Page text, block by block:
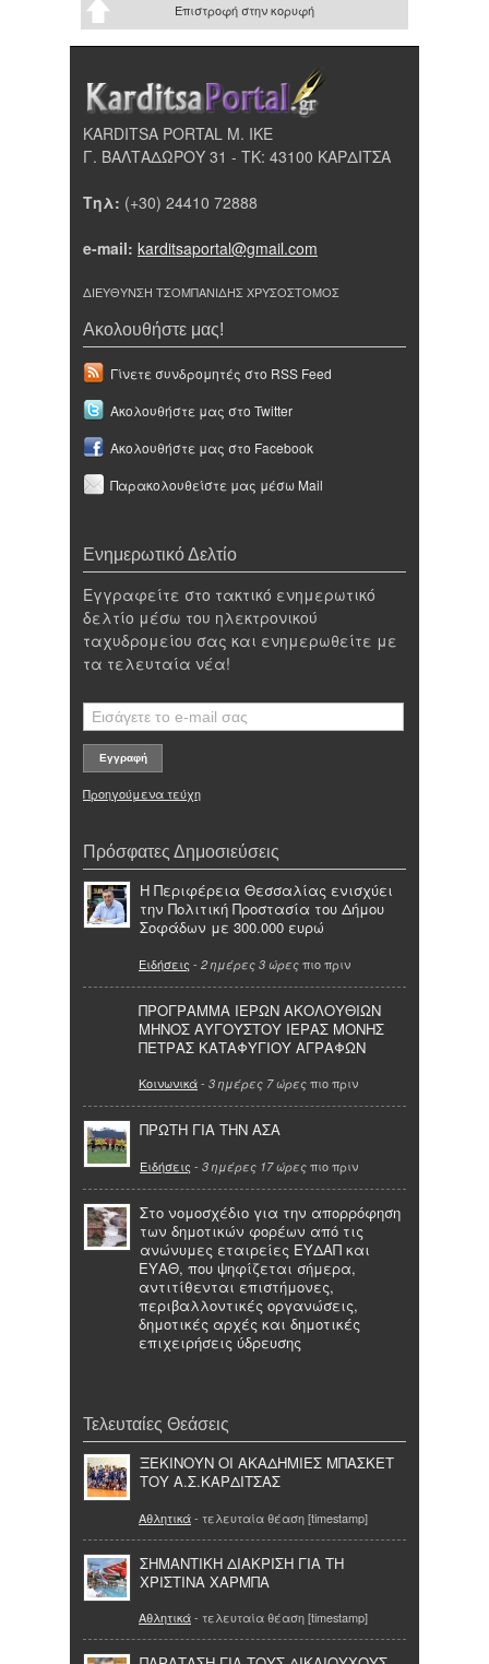
Επιστροφή στην κορυφή
KARDITSA PORTAL Μ. ΙΚΕ
Γ. ΒΑΛΤΑΔΩΡΟΥ 31 - ΤΚ: 43100 ΚΑΡΔΙΤΣΑ
Τηλ: (+30) 24410 72888
e-mail: karditsaportal@gmail.com
ΔΙΕΥΘΥΝΣΗ ΤΣΟΜΠΑΝΙΔΗΣ ΧΡΥΣΟΣΤΟΜΟΣ
Ακολουθήστε μας!
Γίνετε συνδρομητές στο RSS Feed
Ακολουθήστε μας στο Twitter
Ακολουθήστε μας στο Facebook
Παρακολουθείστε μας μέσω Mail
Ενημερωτικό Δελτίο
Εγγραφείτε στο τακτικό ενημερωτικό
δελτίο μέσω του ηλεκτρονικού
ταχυδρομείου σας και ενημερωθείτε με
τα τελευταία νέα!
Προηγούμενα τεύχη
Πρόσφατες Δημοσιεύσεις
Η Περιφέρεια Θεσσαλίας ενισχύει
την Πολιτική Προστασία του Δήμου
Σοφάδων με 300.000 ευρώ
Ειδήσεις - 2 ημέρες 3 ώρες πιο πριν
ΠΡΟΓΡΑΜΜΑ ΙΕΡΩΝ ΑΚΟΛΟΥΘΙΩΝ
ΜΗΝΟΣ ΑΥΓΟΥΣΤΟΥ ΙΕΡΑΣ ΜΟΝΗΣ
ΠΕΤΡΑΣ ΚΑΤΑΦΥΓΙΟΥ ΑΓΡΑΦΩΝ
Κοινωνικά- 3 ημέρες 7 ώρες πιο πριν
ΠΡΩΤΗ ΓΙΑ ΤΗΝ ΑΣΑ
Ειδήσεις - 3 ημέρες 17 ώρες πιο πριν
Στο νομοσχέδιο για την απορρόφηση
των δημοτικών φορέων από τις
ανώνυμες εταιρείες ΕΥΔΑΠ και
ΕΥΑΘ, που ψηφίζεται σήμερα,
αντιτίθενται επιστήμονες,
περιβαλλοντικές οργανώσεις,
δημοτικές αρχές και δημοτικές
επιχειρήσεις ύδρευσης
Τελευταίες Θεάσεις
ΞΕΚΙΝΟΥΝ ΟΙ ΑΚΑΔΗΜΙΕΣ ΜΠΑΣΚΕΤ
ΤΟΥ Α.Σ.ΚΑΡΔΙΤΣΑΣ
Αθλητικά- τελευταία θέαση [timestamp]
ΣΗΜΑΝΤΙΚΗ ΔΙΑΚΡΙΣΗ ΓΙΑ ΤΗ
ΧΡΙΣΤΙΝΑ ΧΑΡΜΠΑ
Αθλητικά- τελευταία θέαση [timestamp]